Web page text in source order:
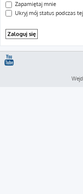
Zapamiętaj mnie
Ukryj mój status podczas